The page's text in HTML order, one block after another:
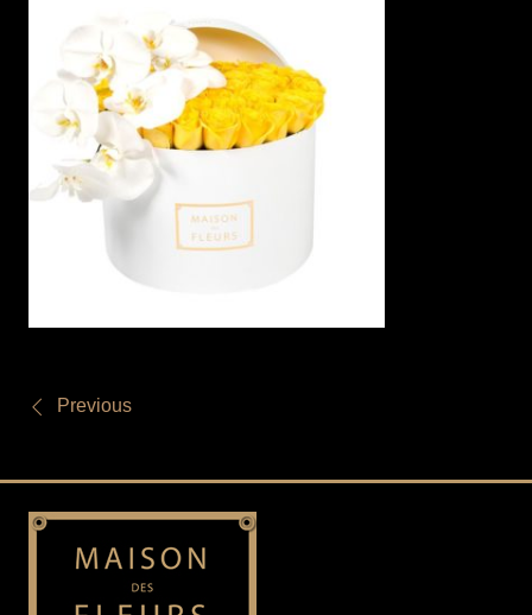
Previous